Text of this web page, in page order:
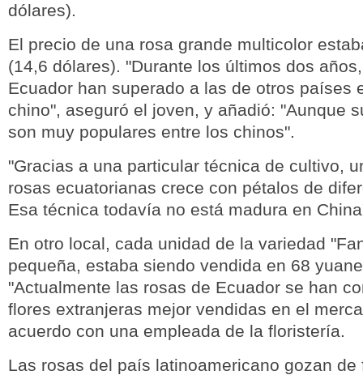
dólares).
El precio de una rosa grande multicolor
(14,6 dólares). "Durante los últimos dos
Ecuador han superado a las de otros países
chino", aseguró el joven, y añadió: "Aunque
son muy populares entre los chinos".
"Gracias a una particular técnica de cultivo,
rosas ecuatorianas crece con pétalos de
Esa técnica todavía no está madura en
En otro local, cada unidad de la variedad
pequeña, estaba siendo vendida en 68
"Actualmente las rosas de Ecuador se han
flores extranjeras mejor vendidas en el
acuerdo con una empleada de la floristería.
Las rosas del país latinoamericano gozan de